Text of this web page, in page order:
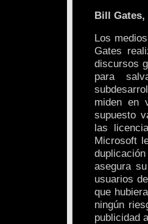
Bill
Los
Gates
discursos
para
miden en
supuesto
las
Microsoft
asegura
usuarios
que
ningún
publicidad